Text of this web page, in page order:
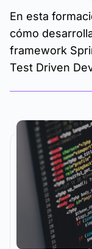
En esta
cómo
framework
Test Driven
La